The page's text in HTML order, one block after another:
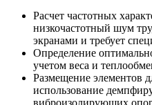
Расчет частотных
низкочастотный шум
экранами и требует
Определение
учетом веса и
Размещение элементов
использование
виброизолирующих